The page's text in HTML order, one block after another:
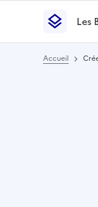
Les Bases
Les
Accueil